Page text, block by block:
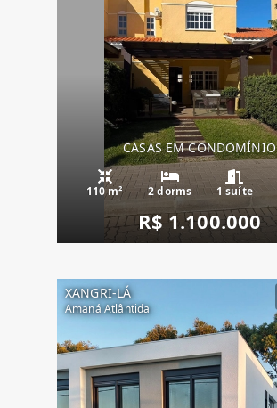
CASAS EM CONDOMÍNIO
110 m² 2 dorms 1 suíte
R$ 1.100.000
XANGRI-LÁ
Amaná Atlântida